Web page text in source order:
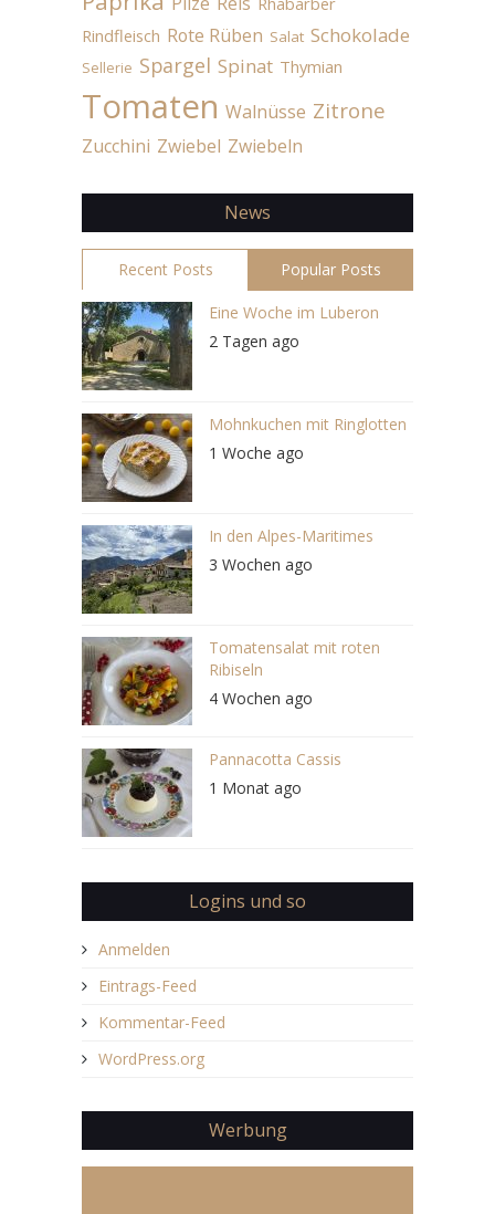
Rindfleisch Rote Rüben Salat Schokolade
Sellerie Spargel Spinat Thymian
Tomaten Walnüsse Zitrone
Zucchini Zwiebel Zwiebeln
News
Recent Posts Popular Posts
Eine Woche im Luberon
2 Tagen ago
Mohnkuchen mit Ringlotten
1 Woche ago
In den Alpes-Maritimes
3 Wochen ago
Tomatensalat mit roten
Ribiseln
4 Wochen ago
Pannacotta Cassis
1 Monat ago
Logins und so
Anmelden
Eintrags-Feed
Kommentar-Feed
WordPress.org
Werbung